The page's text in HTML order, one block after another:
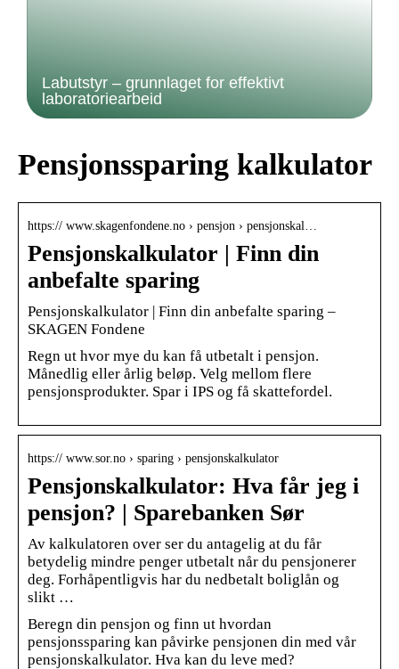
Labutstyr – grunnlaget for effektivt
laboratoriearbeid
Pensjonssparing kalkulator
https:// www.skagenfondene.no › pensjon › pensjonskal…
Pensjonskalkulator | Finn din
anbefalte sparing
Pensjonskalkulator | Finn din anbefalte sparing –
SKAGEN Fondene
Regn ut hvor mye du kan få utbetalt i pensjon.
Månedlig eller årlig beløp. Velg mellom flere
pensjonsprodukter. Spar i IPS og få skattefordel.
https:// www.sor.no › sparing › pensjonskalkulator
Pensjonskalkulator: Hva får jeg i
pensjon? | Sparebanken Sør
Av kalkulatoren over ser du antagelig at du får
betydelig mindre penger utbetalt når du pensjonerer
deg. Forhåpentligvis har du nedbetalt boliglån og
slikt …
Beregn din pensjon og finn ut hvordan
pensjonssparing kan påvirke pensjonen din med vår
pensjonskalkulator. Hva kan du leve med?